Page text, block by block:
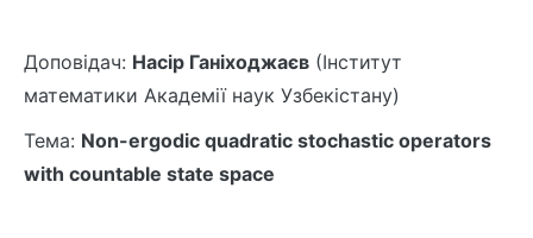
Доповідач: Насір Ганіходжаєв (Інститут
математики Академії наук Узбекістану)
Тема: Non-ergodic quadratic stochastic operators
with countable state space